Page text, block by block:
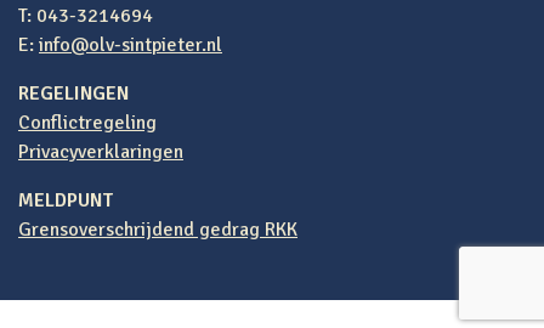
T: 043-3214694
E: info@olv-sintpieter.nl
REGELINGEN
Conflictregeling
Privacyverklaringen
MELDPUNT
Grensoverschrijdend gedrag RKK